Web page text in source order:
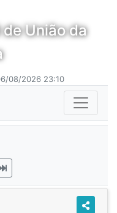
União da
08/2026 23:10